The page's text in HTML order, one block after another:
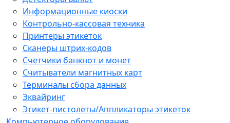
Информационные киоски
Контрольно-кассовая техника
Принтеры этикеток
Сканеры штрих-кодов
Счетчики банкнот и монет
Считыватели магнитных карт
Терминалы сбора данных
Эквайринг
Этикет-пистолеты/Аппликаторы этикеток